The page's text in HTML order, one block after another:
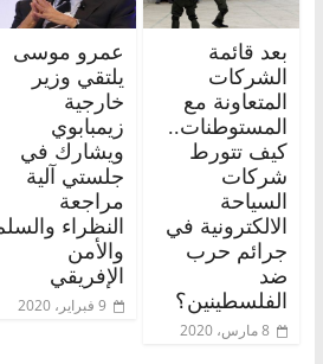
بعد قائمة
الشركات
المتعاونة مع
المستوطنات..
كيف تتورط
شركات
السياحة
الالكترونية في
جرائم حرب
ضد
الفلسطينين؟
8 مارس، 2020
عمرو موسى
يلتقي وزير
خارجية
زيمبابوي
ويشارك في
جلستي آلية
مراجعة
النظراء
والأمن
الإفريقي
9 فبراير، 2020